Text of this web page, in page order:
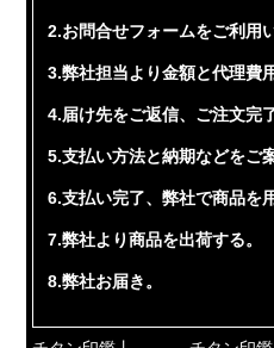
2.お問合せフォームをご利用
3.弊社担当より金額と代理費
4.届け先をご返信、ご注文完了
5.支払い方法と納期などをご
6.支払い完了、弊社で商品を
7.弊社より商品を出荷する。
8.弊社お届き。